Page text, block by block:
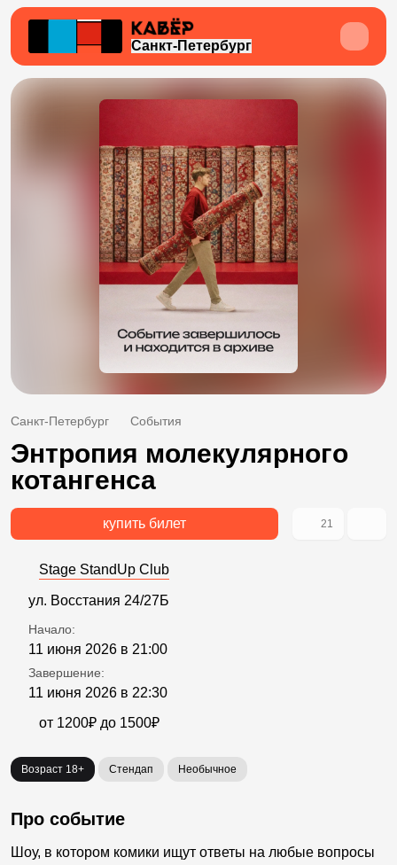
Санкт-Петербург
Санкт-Петербург События
Энтропия молекулярного
котангенса
купить билет 21
Stage StandUp Club
ул. Восстания 24/27Б
Начало:
11 июня 2026 в 21:00
Завершение:
11 июня 2026 в 22:30
от 1200₽ до 1500₽
Возраст 18+ Стендап Необычное
Про событие
Шоу, в котором комики ищут ответы на любые вопросы